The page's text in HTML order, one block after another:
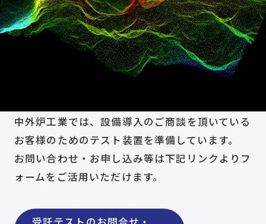
中外炉工業では、設備導入のご商談を頂いている
お客様のためのテスト装置を準備しています。
お問い合わせ・お申し込み等は下記リンクよりフ
ォームをご活用いただけます。